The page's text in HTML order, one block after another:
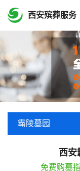
西安殡葬服务
霸陵墓园
西安
免费购墓